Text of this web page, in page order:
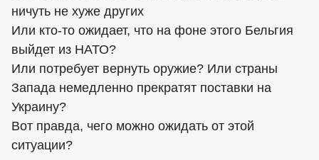
ничуть не хуже других
Или кто-то ожидает, что на фоне этого Бельгия
выйдет из НАТО?
Или потребует вернуть оружие? Или страны
Запада немедленно прекратят поставки на
Украину?
Вот правда, чего можно ожидать от этой
ситуации?